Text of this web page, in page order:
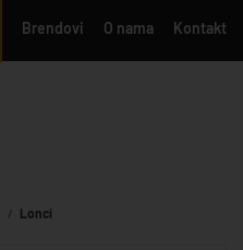
Brendovi O nama Kontakt
Lonci